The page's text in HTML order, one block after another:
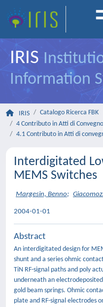
IRIS
Information
IRIS
Catalogo Ricerca FBK
4 Contributo in Atti di
4.1 Contributo in Atti di
Interdigitated
MEMS Switches
Margesin, Benno;
2004-01-01
Abstract
An interdigitated design for
shunt and a series ohmic
TiN RF-signal paths and poly
underneath an
gold beam springs. Ohmic
plate and RF-signal electrodes